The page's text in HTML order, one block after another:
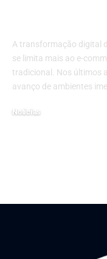
A transformação digital
se limita mais ao e-
tradicional. Nos últimos
avanço de ambientes
Notícias